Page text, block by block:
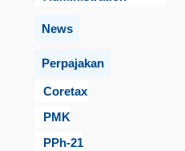
News
Perpajakan
Coretax
PMK
PPh-21